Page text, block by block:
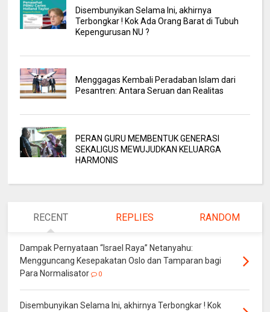
Disembunyikan Selama Ini, akhirnya
Terbongkar ! Kok Ada Orang Barat di Tubuh
Kepengurusan NU ?
Menggagas Kembali Peradaban Islam dari
Pesantren: Antara Seruan dan Realitas
PERAN GURU MEMBENTUK GENERASI
SEKALIGUS MEWUJUDKAN KELUARGA
HARMONIS
RECENT REPLIES RANDOM
Dampak Pernyataan “Israel Raya” Netanyahu:
Mengguncang Kesepakatan Oslo dan Tamparan bagi
Para Normalisator
0
Disembunyikan Selama Ini, akhirnya Terbongkar ! Kok